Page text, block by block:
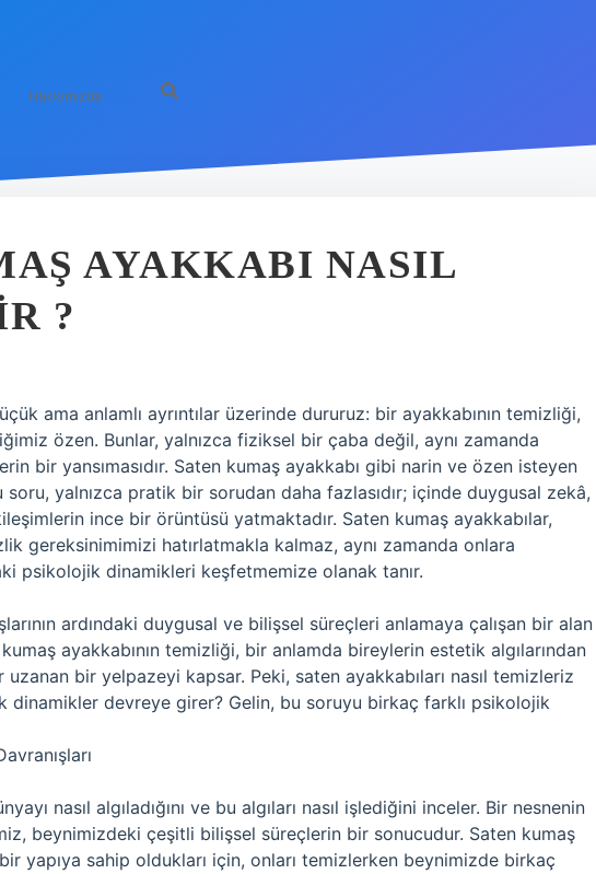
Hakkımızda
AYAKKABI NASIL
?
ama anlamlı ayrıntılar üzerinde dururuz: bir ayakkabının temizliği,
özen. Bunlar, yalnızca fiziksel bir çaba değil, aynı zamanda
bir yansımasıdır. Saten kumaş ayakkabı gibi narin ve özen isteyen
soru, yalnızca pratik bir sorudan daha fazlasıdır; içinde duygusal zekâ,
ince bir örüntüsü yatmaktadır. Saten kumaş ayakkabılar,
gereksinimimizi hatırlatmakla kalmaz, aynı zamanda onlara
psikolojik dinamikleri keşfetmemize olanak tanır.
ardındaki duygusal ve bilişsel süreçleri anlamaya çalışan bir alan
ayakkabının temizliği, bir anlamda bireylerin estetik algılarından
bir yelpazeyi kapsar. Peki, saten ayakkabıları nasıl temizleriz
dinamikler devreye girer? Gelin, bu soruyu birkaç farklı psikolojik
nasıl algıladığını ve bu algıları nasıl işlediğini inceler. Bir nesnenin
beynimizdeki çeşitli bilişsel süreçlerin bir sonucudur. Saten kumaş
yapıya sahip oldukları için, onları temizlerken beynimizde birkaç